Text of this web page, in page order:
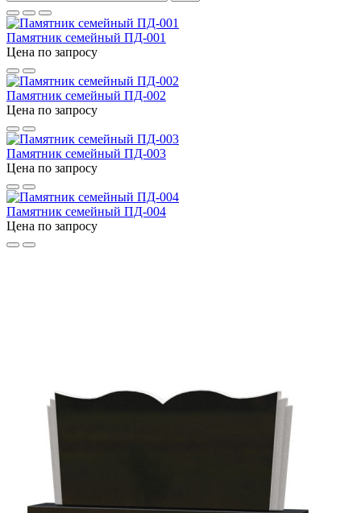
Памятник семейный ПД-001
Цена по запросу
Памятник семейный ПД-002
Цена по запросу
Памятник семейный ПД-003
Цена по запросу
Памятник семейный ПД-004
Цена по запросу